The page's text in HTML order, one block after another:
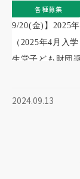
2024.09.13
各種募集